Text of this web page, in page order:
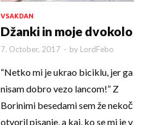
VSAKDAN
Džanki in moje dvokolo
7. October, 2017 - by LordFebo
“Netko mi je ukrao biciklu, jer ga
nisam dobro vezo lancom!” Z
Borinimi besedami sem že nekoč
otvoril pisanje, a kaj, ko se mi je v